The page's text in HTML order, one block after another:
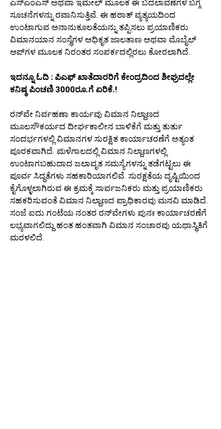
ಎಸ್ಎಂಎಸ್ ಅಥವಾ ಇಮೇಲ್ ಮೂಲಕ ಈ ಬದಲಾವಣೆಗಳ ಬಗ್ಗೆ
ಸೂಚನೆಗಳನ್ನು ರವಾನಿಸುತ್ತಿವೆ. ಈ ಹಠಾತ್ ವ್ಯತ್ಯಯದಿಂದ
ಉಂಟಾಗುವ ಅನಾನುಕೂಲತೆಯನ್ನು ತಪ್ಪಿಸಲು ಪ್ರಯಾಣಿಕರು
ವಿಮಾನಯಾನ ಸಂಸ್ಥೆಗಳ ಅಧಿಕೃತ ಜಾಲತಾಣ ಅಥವಾ ಮೊಬೈಲ್
ಆಪ್‌ಗಳ ಮೂಲಕ ನಿರಂತರ ಸಂಪರ್ಕದಲ್ಲಿರಲು ಕೋರಲಾಗಿದೆ.
ಇದನ್ನೂ ಓದಿ : ಪಿಎಫ್ ಖಾತೆದಾರರಿಗೆ ಕೇಂದ್ರದಿಂದ ಶೀಘ್ರದಲ್ಲೇ
ಕನಿಷ್ಠ ಪಿಂಚಣಿ 3000ರೂ.ಗೆ ಏರಿಕೆ.!
ರನ್‌ವೇ ನಿರ್ವಹಣಾ ಕಾರ್ಯವು ವಿಮಾನ ನಿಲ್ದಾಣದ
ಮೂಲಸೌಕರ್ಯದ ದೀರ್ಘಕಾಲೀನ ಬಾಳಿಕೆಗೆ ಮತ್ತು ತುರ್ತು
ಸಂದರ್ಭಗಳಲ್ಲಿ ವಿಮಾನಗಳ ಸುರಕ್ಷಿತ ಕಾರ್ಯಾಚರಣೆಗೆ ಅತ್ಯಂತ
ಪೂರಕವಾಗಿದೆ. ಮಳೆಗಾಲದಲ್ಲಿ ವಿಮಾನ ನಿಲ್ದಾಣಗಳಲ್ಲಿ
ಉಂಟಾಗಬಹುದಾದ ಜಲಾವೃತ ಸಮಸ್ಯೆಗಳನ್ನು ತಡೆಗಟ್ಟಲು ಈ
ಪೂರ್ವ ಸಿದ್ಧತೆಗಳು ಸಹಕಾರಿಯಾಗಲಿವೆ. ಸುರಕ್ಷತೆಯ ದೃಷ್ಟಿಯಿಂದ
ಕೈಗೊಳ್ಳಲಾಗಿರುವ ಈ ಕ್ರಮಕ್ಕೆ ಸಾರ್ವಜನಿಕರು ಮತ್ತು ಪ್ರಯಾಣಿಕರು
ಸಹಕರಿಸುವಂತೆ ವಿಮಾನ ನಿಲ್ದಾಣದ ಪ್ರಾಧಿಕಾರವು ಮನವಿ ಮಾಡಿದೆ.
ಸಂಜೆ ಐದು ಗಂಟೆಯ ನಂತರ ರನ್‌ವೇಗಳು ಪುನಃ ಕಾರ್ಯಾಚರಣೆಗೆ
ಲಭ್ಯವಾಗಲಿದ್ದು ಹಂತ ಹಂತವಾಗಿ ವಿಮಾನ ಸಂಚಾರವು ಯಥಾಸ್ಥಿತಿಗೆ
ಮರಳಲಿದೆ.